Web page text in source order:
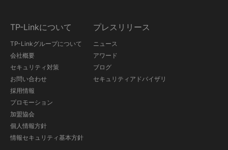
TP-Linkについて
TP-Linkグループについて
会社概要
セキュリティ対策
お問い合わせ
採用情報
プロモーション
加盟協会
個人情報方針
情報セキュリティ基本方針
プレスリリース
ニュース
アワード
ブログ
セキュリティアドバイザリ